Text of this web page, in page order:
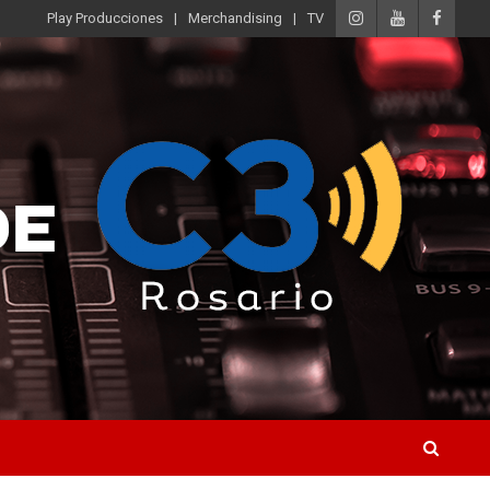
Play Producciones Merchandising TV